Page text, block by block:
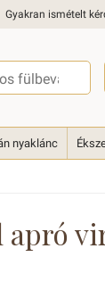
Gyakran ismételt
nyaklánc
apró